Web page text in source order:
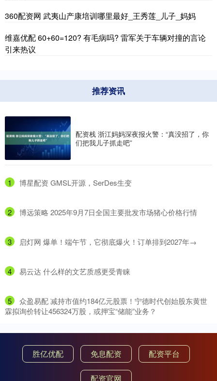
360配资网 武夷山产康培训哪里最好_王秀莲_儿子_妈妈
维嘉优配 60+60=120? 有毛病吗? 雷军关于车辆对撞的言论
引来热议
推荐资讯
配资栈 浙江妈妈深夜报火警：“真没招了，你
们把我儿子抓走吧”
1 ​博星配资 GMSL开源，SerDes生变
2 ​博远策略 2025年9月7日全国主要批发市场猪心价格行情
3 ​启灯网 爆单！端午节，它彻底爆火！订单排到2027年→
4 ​易云达 什么样的文艺质感更受青睐
5
​众盈易配 减持市值约184亿元股票！宁德时代创始股东黄世
霖拟询价转让456324万股，或押宝“储能”业务？
胜亿优配 免息配资 配资平台
配资官网